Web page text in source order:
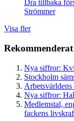
Dra tillbaka
Strömmer
Visa fler
Rekommenderat
Nya siffror:
Stockholm
Nya siffror:
Medlemstal,
fackens